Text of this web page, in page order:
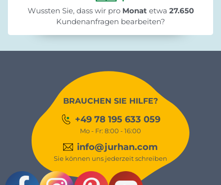
Wussten Sie, dass wir pro Monat etwa 27.650
Kundenanfragen bearbeiten?
BRAUCHEN SIE HILFE?
+49 78 195 633 059
Mo - Fr: 8:00 - 16:00
info@jurhan.com
Sie können uns jederzeit schreiben